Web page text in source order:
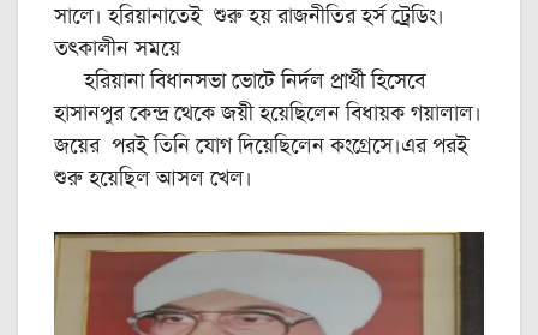
সালে। হরিয়ানাতেই শুরু হয় রাজনীতির হর্স ট্রেডিং।
তৎকালীন সময়ে
হরিয়ানা বিধানসভা ভোটে নির্দল প্রার্থী হিসেবে
হাসানপুর কেন্দ্র থেকে জয়ী হয়েছিলেন বিধায়ক গয়ালাল।
জয়ের পরই তিনি যোগ দিয়েছিলেন কংগ্রেসে।এর পরই
শুরু হয়েছিল আসল খেল।